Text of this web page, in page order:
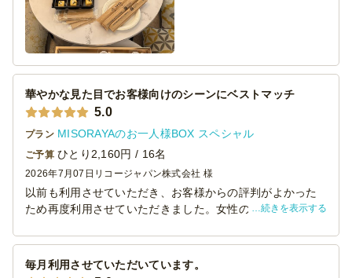
ので取り分けるのも楽でした。少しずついろいろなお料理
を食べられて良かったです。何より味が美味しかったので
大満足でした。
華やかな見た目でお客様向けのシーンにベストマッチ
5.0
プラン MISORAYAのお一人様BOX スペシャル
ご予算 ひとり2,160円 / 16名
2026年7月07日 リコージャパン株式会社 様
以前も利用させていただき、お客様からの評判がよかった
ため再度利用させていただきました。女性のお客様が多い
ョイスしました。量もちょうどよく、食べ残し「０」でし
た。ありがとうございました。
続きを表示する
毎月利用させていただいています。